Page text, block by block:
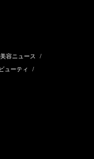
容ニュース /
ューティ /